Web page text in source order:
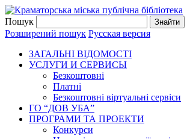
Пошук
Розширений пошук Русская версия
ЗАГАЛЬНI ВIДОМОСТI
УСЛУГИ И СЕРВИСЫ
Безкоштовнi
Платні
Безкоштовні віртуальні сервіси
ГО “ДОВ УБА”
ПРОГРАМИ ТА ПРОЕКТИ
Конкурси